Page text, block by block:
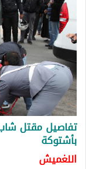
تفاصيل مقتل
بأشتوكة
اللغميش